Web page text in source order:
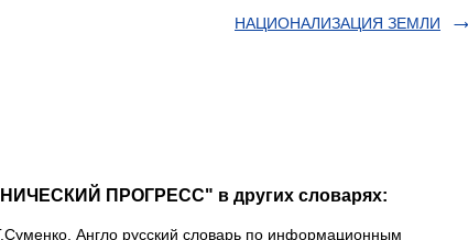
НАЦИОНАЛИЗАЦИЯ ЗЕМЛИ
ПРОГРЕСС" в других словарях:
Англо русский словарь по информационным